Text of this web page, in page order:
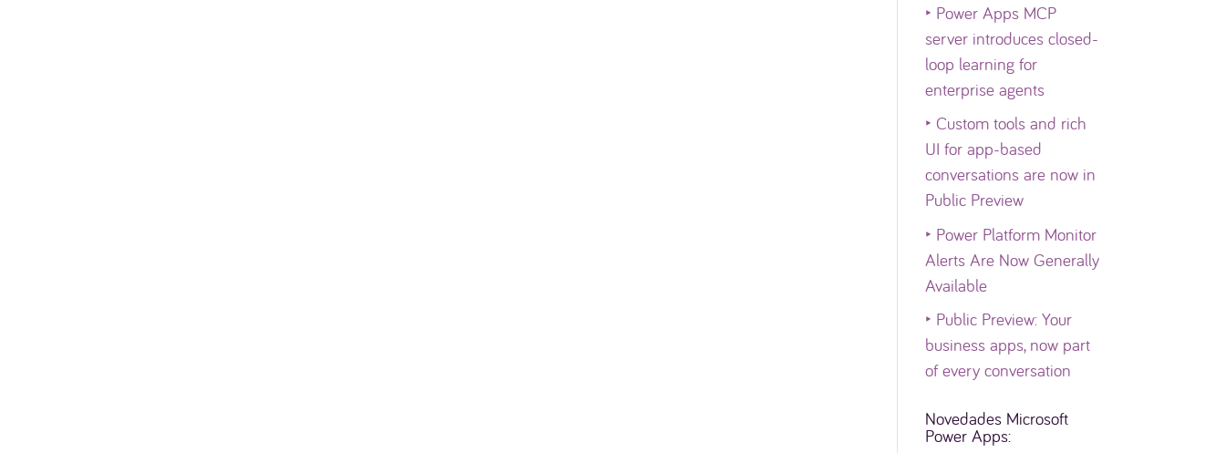
‣ Power Apps MCP
server introduces closed-
loop learning for
enterprise agents
‣ Custom tools and rich
UI for app-based
conversations are now in
Public Preview
‣ Power Platform Monitor
Alerts Are Now Generally
Available
‣ Public Preview: Your
business apps, now part
of every conversation
Novedades Microsoft
Power Apps: